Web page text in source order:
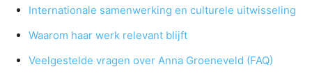
Internationale samenwerking en culturele uitwisseling
Waarom haar werk relevant blijft
Veelgestelde vragen over Anna Groeneveld (FAQ)